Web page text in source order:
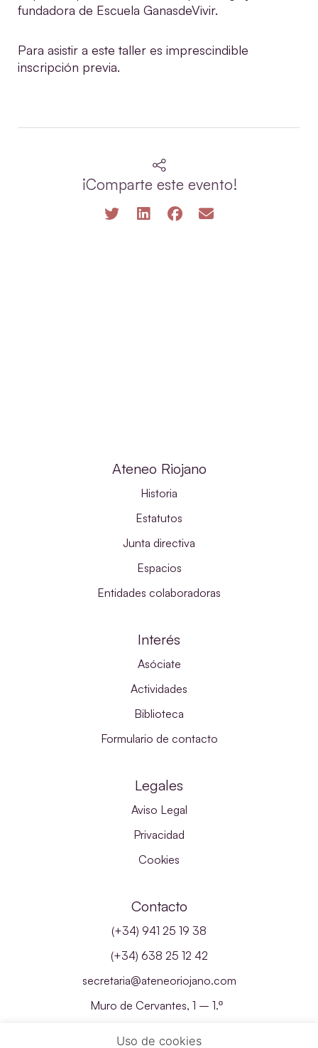
fundadora de Escuela GanasdeVivir.
Para asistir a este taller es imprescindible
inscripción previa.
¡Comparte este evento!
Ateneo Riojano
Historia
Estatutos
Junta directiva
Espacios
Entidades colaboradoras
Interés
Asóciate
Actividades
Biblioteca
Formulario de contacto
Legales
Aviso Legal
Privacidad
Cookies
Contacto
(+34) 941 25 19 38
(+34) 638 25 12 42
secretaria@ateneoriojano.com
Muro de Cervantes, 1 – 1.º
Uso de cookies